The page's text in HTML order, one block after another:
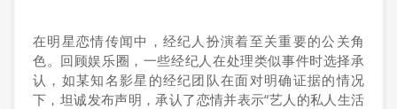
在明星恋情传闻中，经纪人扮演着至关重要的公关角
色。回顾娱乐圈，一些经纪人在处理类似事件时选择承
认，如某知名影星的经纪团队在面对明确证据的情况
下，坦诚发布声明，承认了恋情并表示“艺人的私人生活